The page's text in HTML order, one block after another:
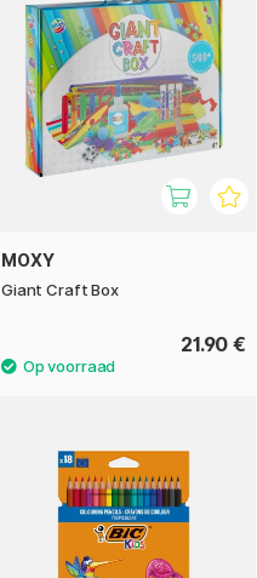
MOXY
Giant Craft Box
21.90 €